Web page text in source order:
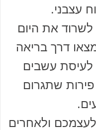
עצבני.
את היום
דרך בריאה
לעיסת עשבים
שתגרום
ולאחרים